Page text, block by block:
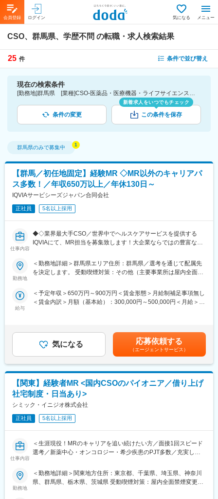
会員登録 ログイン 気になる メニュー
CSO、群馬県、学歴不問 の転職・求人検索結果
25 件 条件で並び替え
現在の検索条件
[勤務地]群馬県 [業種]CSO-医薬品・医療機器・ライフサイエンス・医療系サービス [こだわり条件ピックアップ]学歴不問 [詳細条件](募集・採用情報)学歴不問
条件の変更
新着求人をいつでもチェック
この条件を保存
群馬県のみで募集中
【群馬／初任地固定】経験MR ◇MR以外のキャリアパ
ス多数！／年収650万以上／年休130日～
IQVIAサービシーズジャパン合同会社
正社員 5名以上採用
仕事内容
◆◇業界最大手CSO／世界中でヘルスケアサービスを提供する
IQVIAにて、MR担当を募集致します！大企業ならではの豊富なキ
【具体的な業務詳細】
いただきます。
・担当エリアの訪問医療施設のターゲティング、担当医療施設へ
・医療従事者向けの説明会の企画・実施、医師同士のコミュニケ
ーション推進のための研究会・勉強会の立ち上げ、講演会の企
画・運営 等
※勤務地については、選考内で希望を伺ったうえで決定します。
＼IQVIAでMRとして働く魅力／
（１）充実の待遇：同業他社の中でも平均給与の高さや非課税の
日当の支給の他、退職金や団体保険制度、単身赴任手当や月1回の
帰省交通費の支給など福利厚生が充実しており、長期就業される
社員が多いのも特徴です。
公募制度も充実しておりますので、IQVIAが展開している他の事業
部への異動も可能です。
事担当者などの管理部門など
（３）手厚い研修体制でスキルアップができます：製品研修、ス
勤務地
＜勤務地詳細＞群馬県エリア住所：群馬県／選考を通じて配属先
を決定します。 受動喫煙対策：その他（主要事業所は屋内全面禁
給与
＜予定年収＞650万円～900万円＜賃金形態＞月給制補足事項無し
＜賃金内訳＞月額（基本給）：300,000円～500,000円＜月給＞
ジェクト稼働手当(35,000円)、外勤日当（1日1,500円／外勤3.5時
間以上）■変動賞与制（6月・12月・3月）※平均実績6ヶ月分■イン
センティブ：3月（対象者）賃金はあくまでも目安の金額であり、
選考を通じて上下する可能性があります。月給(月額)は固定手当を
含めた表記です。
気になる 応募依頼する
（エージェントサービス）
【関東】経験者MR <国内CSOのパイオニア／借り上げ
社宅制度・日当あり>
シミック・イニジオ株式会社
正社員 5名以上採用
仕事内容
＜生涯現役！MRのキャリアを追い続けたい方／面接1回スピード
選考／新薬中心・オンコロジー・希少疾患のPJT多数／充実した
■職務概要：
配属先メーカーにおいてMR活動に従事いただきます。
勤務地
＜勤務地詳細＞関東地方住所：東京都、千葉県、埼玉県、神奈川
県、群馬県、栃木県、茨城県 受動喫煙対策：屋内全面禁煙変更の